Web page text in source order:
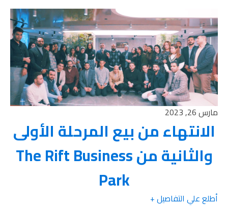
مارس 26, 2023
الانتهاء من بيع المرحلة الأولى
والثانية من The Rift Business
Park
أطلع علي التفاصيل +